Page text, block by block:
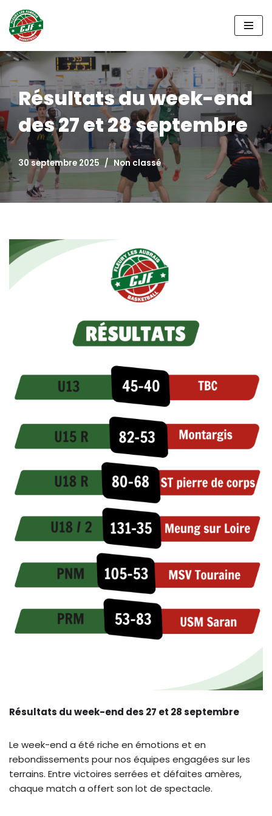
Aller
contenu
Résultats du week-end
des 27 et 28 septembre
30 septembre 2025 Non classé
Résultats du week-end des 27 et 28 septembre
Le week-end a été riche en émotions et en
rebondissements pour nos équipes engagées sur les
terrains. Entre victoires serrées et défaites amères,
chaque match a offert son lot de spectacle.